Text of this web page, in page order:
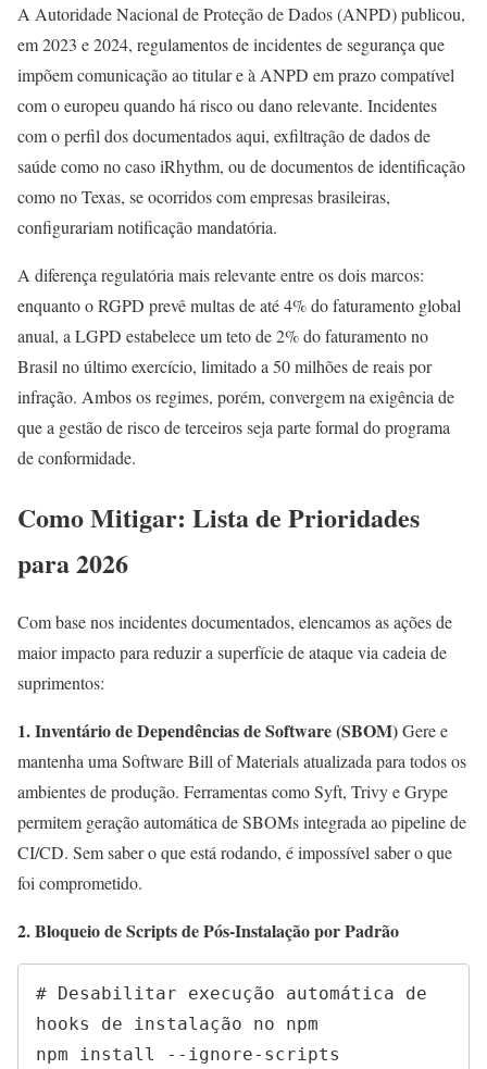
A Autoridade Nacional de Proteção de Dados (ANPD) publicou,
em 2023 e 2024, regulamentos de incidentes de segurança que
impõem comunicação ao titular e à ANPD em prazo compatível
com o europeu quando há risco ou dano relevante. Incidentes
com o perfil dos documentados aqui, exfiltração de dados de
saúde como no caso iRhythm, ou de documentos de identificação
como no Texas, se ocorridos com empresas brasileiras,
configurariam notificação mandatória.
A diferença regulatória mais relevante entre os dois marcos:
enquanto o RGPD prevê multas de até 4% do faturamento global
anual, a LGPD estabelece um teto de 2% do faturamento no
Brasil no último exercício, limitado a 50 milhões de reais por
infração. Ambos os regimes, porém, convergem na exigência de
que a gestão de risco de terceiros seja parte formal do programa
de conformidade.
Como Mitigar: Lista de Prioridades
para 2026
Com base nos incidentes documentados, elencamos as ações de
maior impacto para reduzir a superfície de ataque via cadeia de
suprimentos:
1. Inventário de Dependências de Software (SBOM)Gere e
mantenha uma Software Bill of Materials atualizada para todos os
ambientes de produção. Ferramentas como Syft, Trivy e Grype
permitem geração automática de SBOMs integrada ao pipeline de
CI/CD. Sem saber o que está rodando, é impossível saber o que
foi comprometido.
2. Bloqueio de Scripts de Pós-Instalação por Padrão
# Desabilitar execução automática de
hooks de instalação no npm
npm install --ignore-scripts